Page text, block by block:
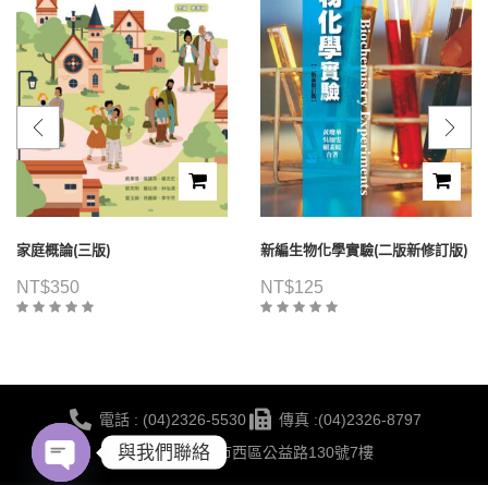
家庭概論(三版)
NT$350
新編生物化學實驗(二版新修訂版)
NT$125
電話 : (04)2326-5530
傳真 :(04)2326-8797
地點 :台中市西區公益路130號7樓
與我們聯絡